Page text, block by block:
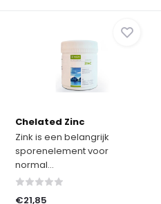
Chelated Zinc
Zink is een belangrijk
sporenelement voor
normal...
€21,85